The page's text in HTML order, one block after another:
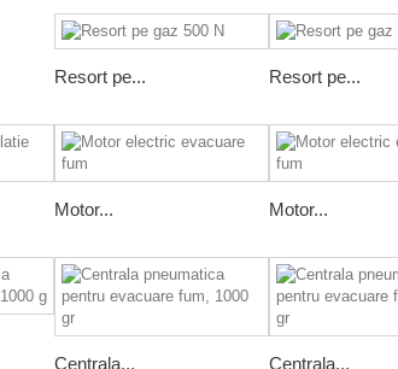
Resort pe... Resort pe...
Motor... Motor...
Centrala...
Centrala...